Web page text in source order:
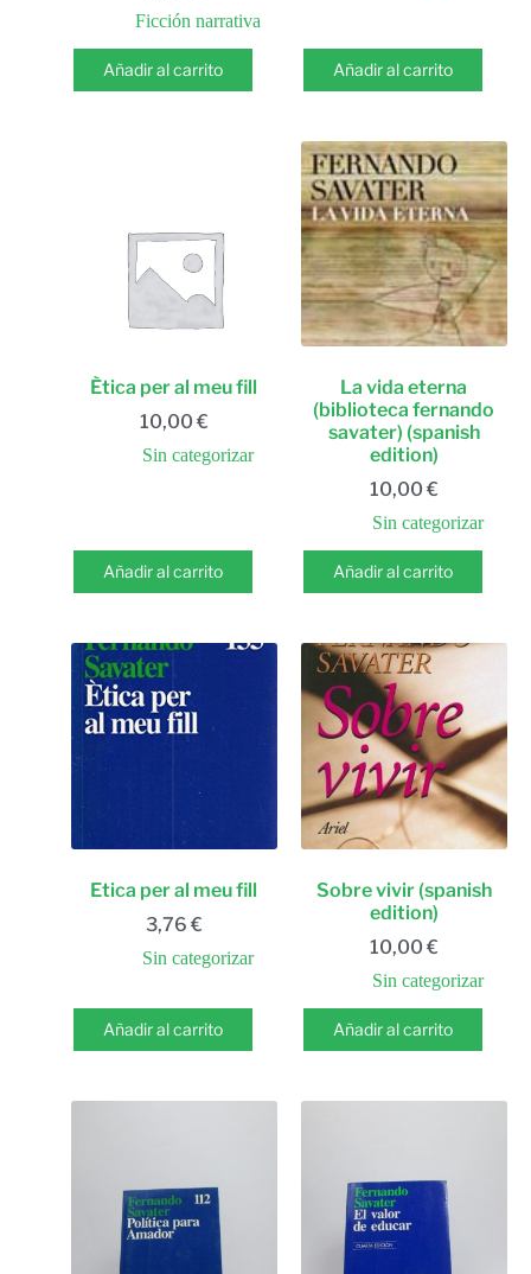
Ficción narrativa
Añadir al carrito Añadir al carrito
Ètica per al meu fill
10,00 €
Sin categorizar
Añadir al carrito
La vida eterna
(biblioteca fernando
savater) (spanish
edition)
10,00 €
Sin categorizar
Añadir al carrito
Etica per al meu fill
3,76 €
Sin categorizar
Añadir al carrito
Sobre vivir (spanish
edition)
10,00 €
Sin categorizar
Añadir al carrito